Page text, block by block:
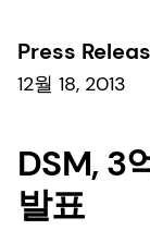
Press
12월 18, 2013
DSM, 3
발표